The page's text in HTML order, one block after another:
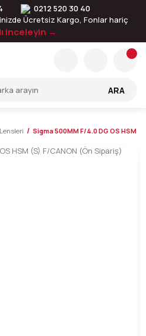
0212 520 30 40
Ücretsiz Kargo, Fonlar hariç
inceleyin →
ARA
Sigma 500MM F/4.0 DG OS HSM